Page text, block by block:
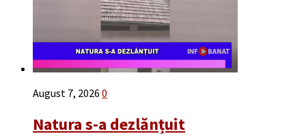
August 7, 2026 0
Natura s-a dezlănțuit